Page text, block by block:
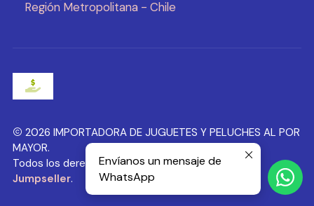
Región Metropolitana - Chile
2026 IMPORTADORA DE JUGUETES Y PELUCHES AL POR
MAYOR.
Todos los derechos reservados.Desarrollado por
Jumpseller.
Envíanos un mensaje de
WhatsApp